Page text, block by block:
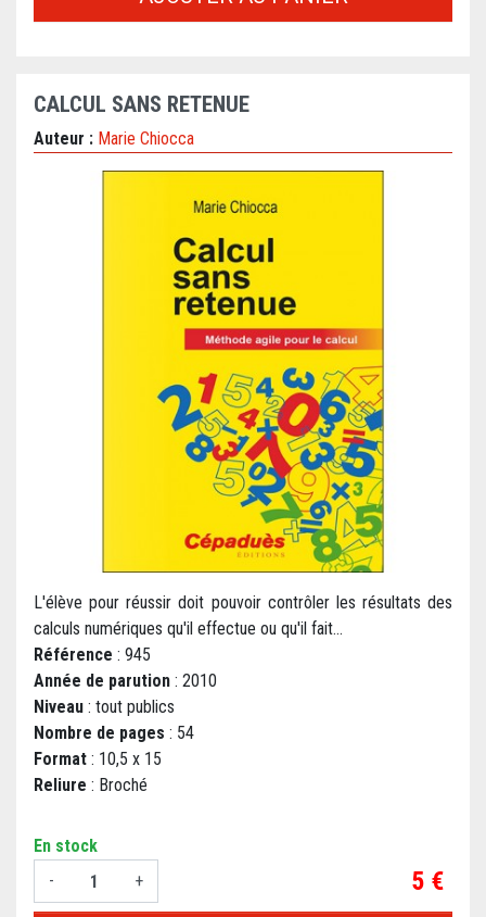
CALCUL SANS RETENUE
Auteur : Marie Chiocca
L'élève pour réussir doit pouvoir contrôler les résultats des
calculs numériques qu'il effectue ou qu'il fait...
Référence : 945
Année de parution : 2010
Niveau : tout publics
Nombre de pages : 54
Format : 10,5 x 15
Reliure : Broché
En stock
-
+ Prix
5 €